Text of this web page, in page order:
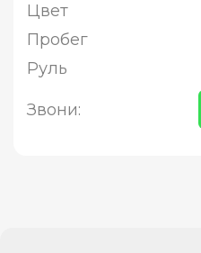
Цвет
Пробег
Руль
Звони: